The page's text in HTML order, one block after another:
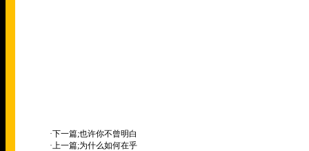
·下一篇;也许你不曾明白
·上一篇;为什么如何在乎